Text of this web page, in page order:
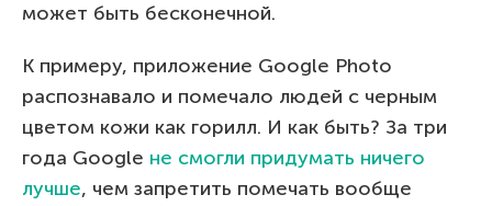
может быть бесконечной.
К примеру, приложение Google Photo
распознавало и помечало людей с черным
цветом кожи как горилл. И как быть? За три
года Google не смогли придумать ничего
лучше, чем запретить помечать вообще